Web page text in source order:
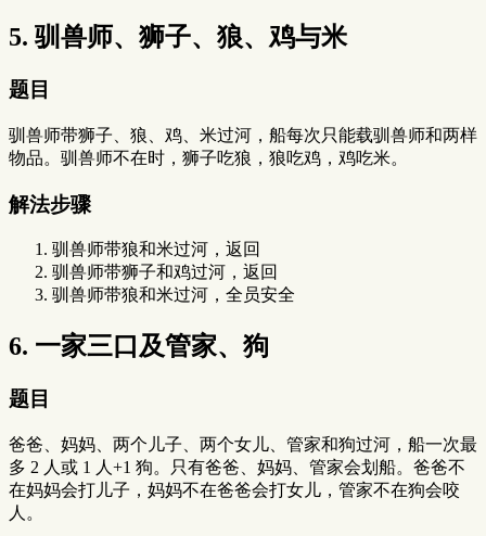
5. 驯兽师、狮子、狼、鸡与米
题目
驯兽师带狮子、狼、鸡、米过河，船每次只能载驯兽师和两样
物品。驯兽师不在时，狮子吃狼，狼吃鸡，鸡吃米。
解法步骤
驯兽师带狼和米过河，返回
驯兽师带狮子和鸡过河，返回
驯兽师带狼和米过河，全员安全
6. 一家三口及管家、狗
题目
爸爸、妈妈、两个儿子、两个女儿、管家和狗过河，船一次最
多 2 人或 1 人+1 狗。只有爸爸、妈妈、管家会划船。爸爸不
在妈妈会打儿子，妈妈不在爸爸会打女儿，管家不在狗会咬
人。